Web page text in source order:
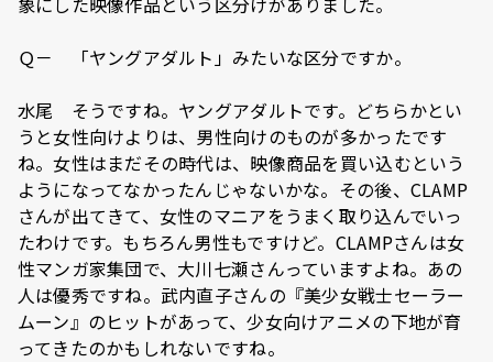
Ｑ－ 「ヤングアダルト」みたいな区分ですか。
水尾 そうですね。ヤングアダルトです。どちらかとい
うと女性向けよりは、男性向けのものが多かったです
ね。女性はまだその時代は、映像商品を買い込むという
ようになってなかったんじゃないかな。その後、CLAMP
さんが出てきて、女性のマニアをうまく取り込んでいっ
たわけです。もちろん男性もですけど。CLAMPさんは女
性マンガ家集団で、大川七瀬さんっていますよね。あの
人は優秀ですね。武内直子さんの『美少女戦士セーラー
ムーン』のヒットがあって、少女向けアニメの下地が育
ってきたのかもしれないですね。